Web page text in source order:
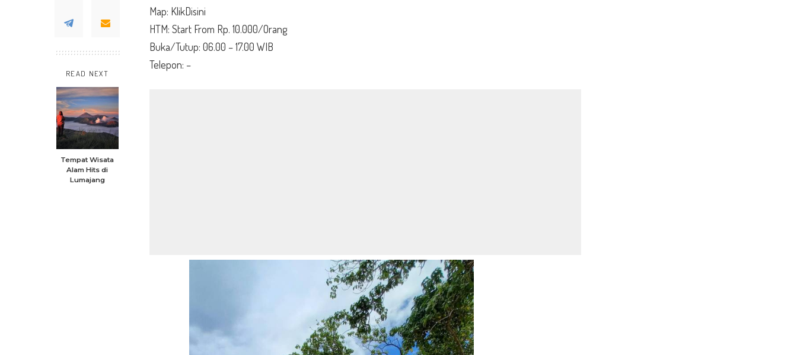
READ NEXT
Tempat Wisata
Alam Hits di
Lumajang
Map: KlikDisini
HTM: Start From Rp. 10.000/Orang
Buka/Tutup: 06.00 – 17.00 WIB
Telepon: –